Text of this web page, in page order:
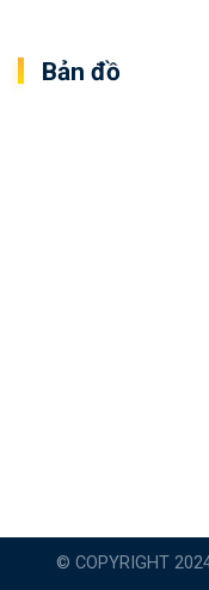
Bản đồ
© COPYRIGHT